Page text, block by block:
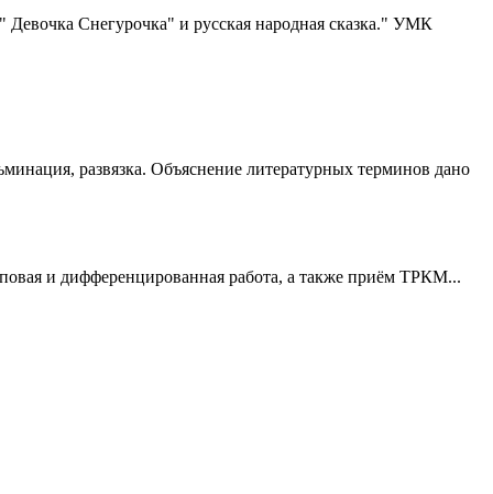
Снегурочка" и русская народная сказка." УМК
развязка. Объяснение литературных терминов дано
и дифференцированная работа, а также приём ТРКМ...